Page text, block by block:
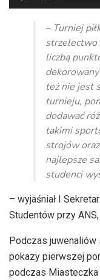
plików
dźwiękowych– Turniej
strzelectwo
liczbą
też nie jest
turnieju,
dodawać
takimi
strojów
najlepsze
studenci
– wyjaśniał I
Studentów przy
Podczas
pokazy pierwszej
podczas Miasteczka